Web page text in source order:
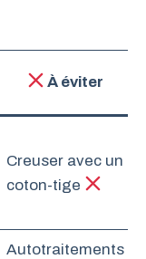
À éviter
Creuser avec un
coton-tige
Autotraitements